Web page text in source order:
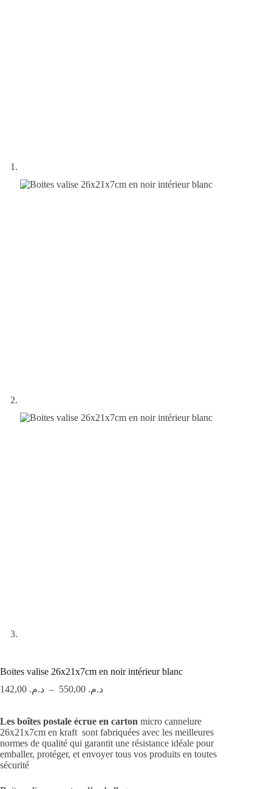
Boites valise 26x21x7cm en noir intérieur blanc
د.م. – د.م.
د.م. 142,00
à
د.م. 550,00
Les boîtes postale écrue en carton micro cannelure
26x21x7cm en kraft sont fabriquées avec les meilleures
normes de qualité qui garantit une résistance idéale pour
emballer, protéger, et envoyer tous vos produits en toutes
sécurité